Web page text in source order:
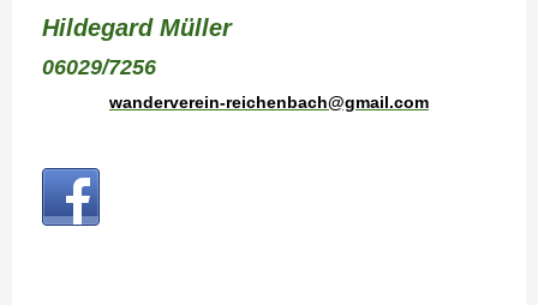
Hildegard Müller
06029/7256
wanderverein-reichenbach@gmail.com